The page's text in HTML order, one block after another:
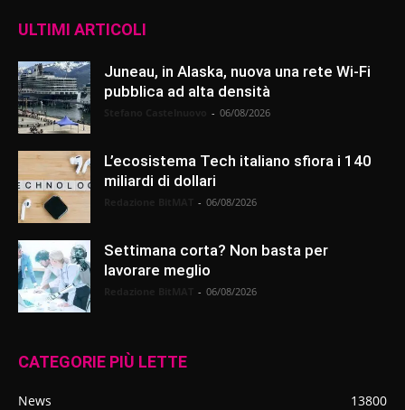
ULTIMI ARTICOLI
Juneau, in Alaska, nuova una rete Wi-Fi
pubblica ad alta densità
- 06/08/2026
L’ecosistema Tech italiano sfiora i 140
miliardi di dollari
- 06/08/2026
Settimana corta? Non basta per
lavorare meglio
- 06/08/2026
CATEGORIE PIÙ LETTE
News
13800